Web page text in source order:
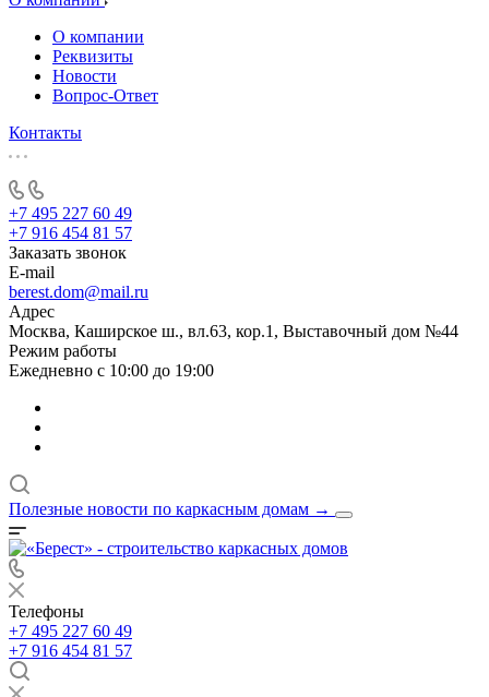
О компании
Реквизиты
Новости
Вопрос-Ответ
Контакты
+7 495 227 60 49
+7 916 454 81 57
Заказать звонок
E-mail
berest.dom@mail.ru
Адрес
Москва, Каширское ш., вл.63, кор.1, Выставочный дом №44
Режим работы
Ежедневно с 10:00 до 19:00
Полезные новости по каркасным домам →
Телефоны
+7 495 227 60 49
+7 916 454 81 57